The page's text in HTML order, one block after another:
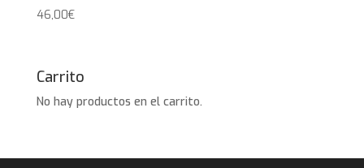
46,00€
Carrito
No hay productos en el carrito.